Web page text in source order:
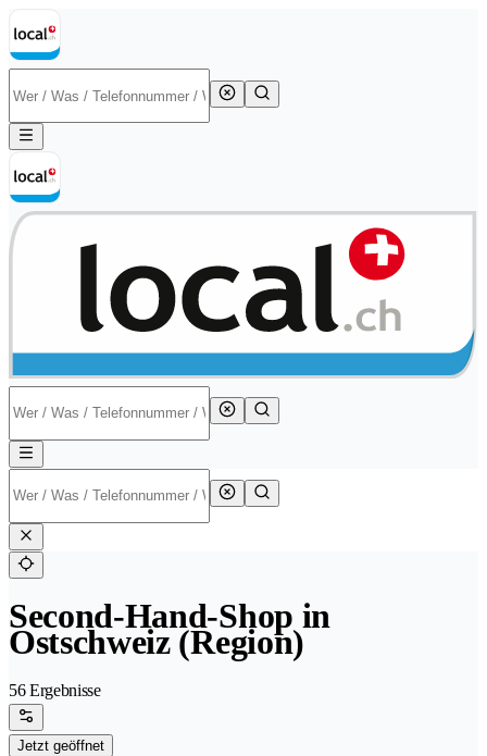
Second-Hand-Shop in
Ostschweiz (Region)
56 Ergebnisse
Jetzt geöffnet